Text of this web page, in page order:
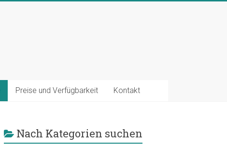
Preise und Verfügbarkeit Kontakt
Nach Kategorien suchen